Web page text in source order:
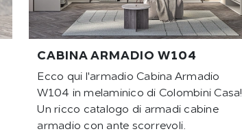
CABINA ARMADIO W104
Ecco qui l'armadio Cabina Armadio
W104 in melaminico di Colombini Casa!
Un ricco catalogo di armadi cabine
armadio con ante scorrevoli.